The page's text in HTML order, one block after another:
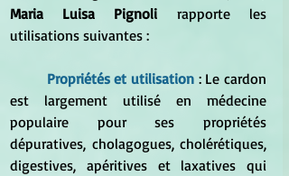
Maria Luisa Pignoli rapporte les
utilisations suivantes :
Propriétés et utilisation : Le cardon
est largement utilisé en médecine
populaire pour ses propriétés
dépuratives, cholagogues, cholérétiques,
digestives, apéritives et laxatives qui